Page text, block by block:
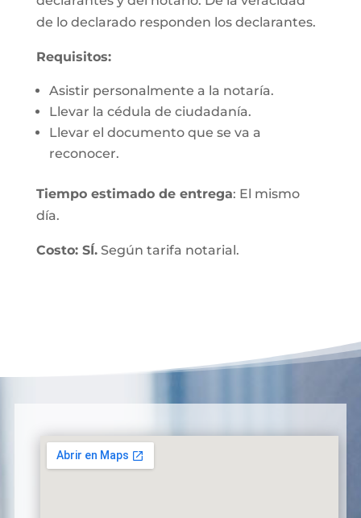
de lo declarado responden los declarantes.
Requisitos:
Asistir personalmente a la notaría.
Llevar la cédula de ciudadanía.
Llevar el documento que se va a
reconocer.
Tiempo estimado de entrega: El mismo
día.
Costo: SÍ.Según tarifa notarial.